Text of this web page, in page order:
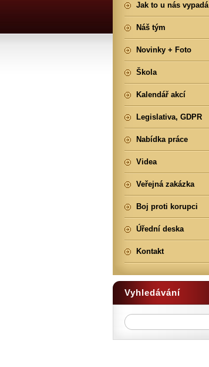
Jak to u nás vypadá
Náš tým
Novinky + Foto
Škola
Kalendář akcí
Legislativa, GDPR
Nabídka práce
Videa
Veřejná zakázka
Boj proti korupci
Úřední deska
Kontakt
Vyhledávání